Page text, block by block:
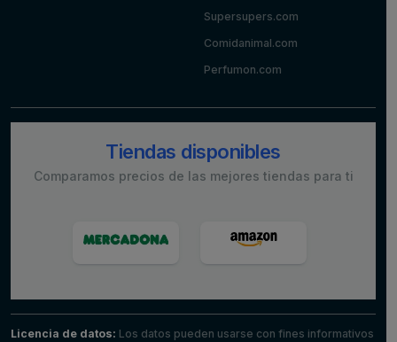
Supersupers.com
Comidanimal.com
Perfumon.com
Tiendas disponibles
Comparamos precios de las mejores tiendas para ti
Licencia de datos: Los datos pueden usarse con fines informativos